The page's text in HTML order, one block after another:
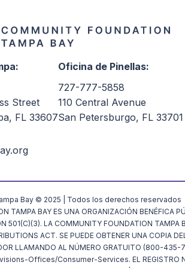
leyendo
Street
FL 33607
Oficina de Pinellas:
727-777-5858
110 Central Avenue
San Petersburgo, FL 33701
Bay © 2025 | Todos los derechos reservados
TAMPA BAY ES UNA ORGANIZACIÓN BENÉFICA
501(C)(3). LA COMMUNITY FOUNDATION
ACT. SE PUEDE OBTENER UNA COPIA
LLAMANDO AL NÚMERO GRATUITO (800-435-
Offices/Consumer-Services. EL REGISTRO